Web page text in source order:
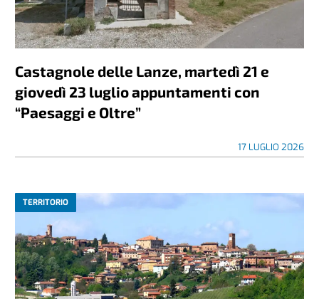
Castagnole delle Lanze, martedì 21 e
giovedì 23 luglio appuntamenti con
“Paesaggi e Oltre”
17 LUGLIO 2026
TERRITORIO